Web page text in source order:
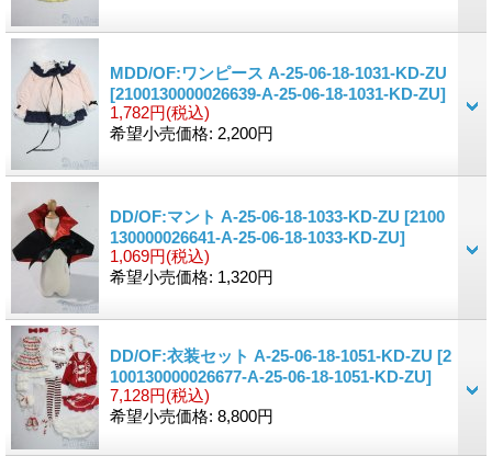
MDD/OF:ワンピース A-25-06-18-1031-KD-ZU
[2100130000026639-A-25-06-18-1031-KD-ZU]
1,782円(税込)
希望小売価格: 2,200円
DD/OF:マント A-25-06-18-1033-KD-ZU [2100
130000026641-A-25-06-18-1033-KD-ZU]
1,069円(税込)
希望小売価格: 1,320円
DD/OF:衣装セット A-25-06-18-1051-KD-ZU [2
100130000026677-A-25-06-18-1051-KD-ZU]
7,128円(税込)
希望小売価格: 8,800円